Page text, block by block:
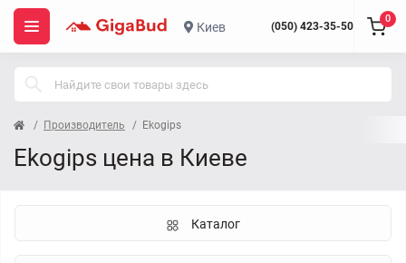
Киев (050) 423-35-50
0
Производитель Ekogips
Ekogips цена в Киеве
Каталог